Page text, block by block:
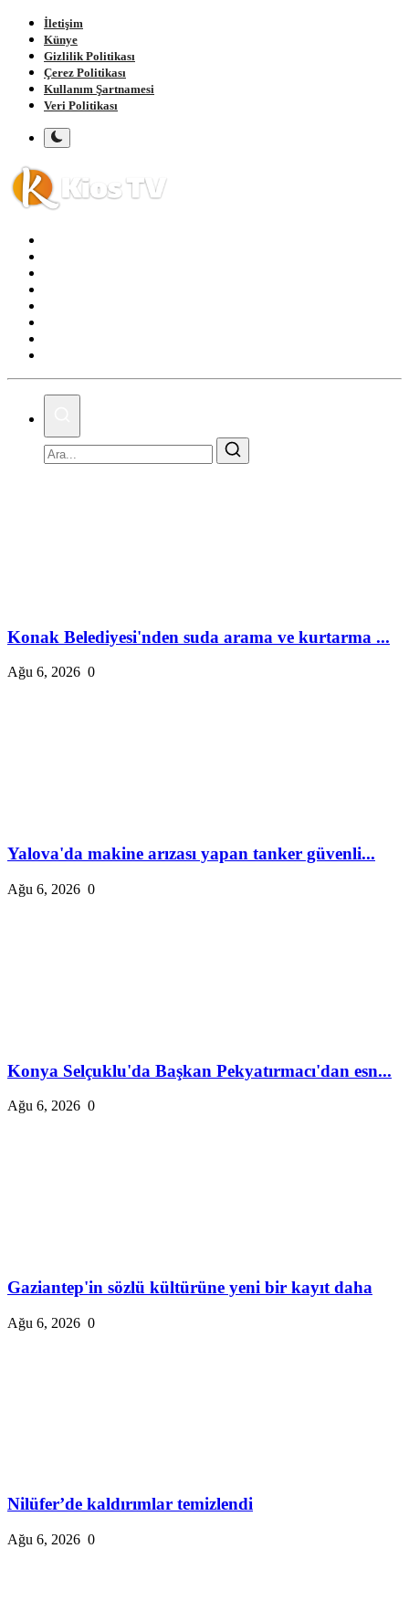
İletişim
Künye
Gizlilik Politikası
Çerez Politikası
Kullanım Şartnamesi
Veri Politikası
Konak Belediyesi'nden suda arama ve kurtarma ...
Ağu 6, 2026 0
Yalova'da makine arızası yapan tanker güvenli...
Ağu 6, 2026 0
Konya Selçuklu'da Başkan Pekyatırmacı'dan esn...
Ağu 6, 2026 0
Gaziantep'in sözlü kültürüne yeni bir kayıt daha
Ağu 6, 2026 0
Nilüfer’de kaldırımlar temizlendi
Ağu 6, 2026 0